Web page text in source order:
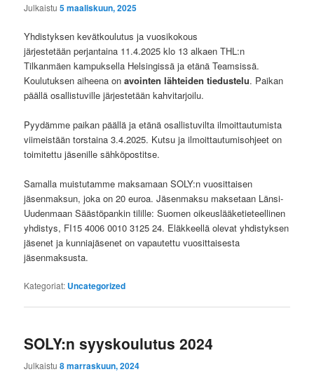
Julkaistu5 maaliskuun, 2025
Yhdistyksen kevätkoulutus ja vuosikokous
järjestetään perjantaina 11.4.2025 klo 13 alkaen THL:n
Tilkanmäen kampuksella Helsingissä ja etänä Teamsissä.
Koulutuksen aiheena onavointen lähteiden tiedustelu. Paikan
päällä osallistuville järjestetään kahvitarjoilu.
Pyydämme paikan päällä ja etänä osallistuvilta ilmoittautumista
viimeistään torstaina 3.4.2025. Kutsu ja ilmoittautumisohjeet on
toimitettu jäsenille sähköpostitse.
Samalla muistutamme maksamaan SOLY:n vuosittaisen
jäsenmaksun, joka on 20 euroa. Jäsenmaksu maksetaan Länsi-
Uudenmaan Säästöpankin tilille: Suomen oikeuslääketieteellinen
yhdistys, FI15 4006 0010 3125 24. Eläkkeellä olevat yhdistyksen
jäsenet ja kunniajäsenet on vapautettu vuosittaisesta
jäsenmaksusta.
Kategoriat: Uncategorized
SOLY:n syyskoulutus 2024
Julkaistu8 marraskuun, 2024